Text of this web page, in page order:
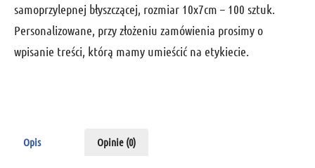
samoprzylepnej błyszczącej, rozmiar 10x7cm – 100 sztuk.
Personalizowane, przy złożeniu zamówienia prosimy o
wpisanie treści, którą mamy umieścić na etykiecie.
Opis Opinie (0)